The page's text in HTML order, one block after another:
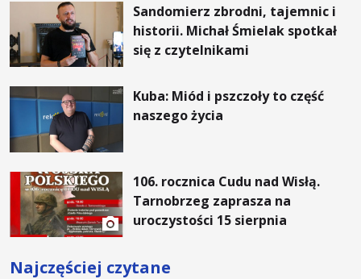
Sandomierz zbrodni, tajemnic i
historii. Michał Śmielak spotkał
się z czytelnikami
Kuba: Miód i pszczoły to część
naszego życia
106. rocznica Cudu nad Wisłą.
Tarnobrzeg zaprasza na
uroczystości 15 sierpnia
Najczęściej czytane